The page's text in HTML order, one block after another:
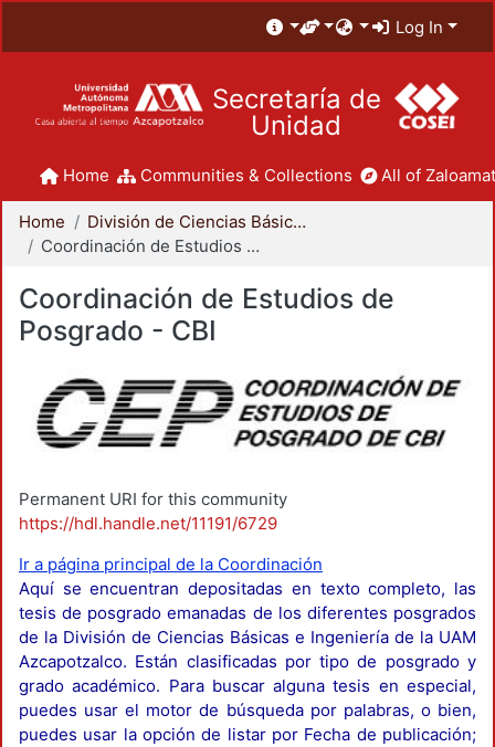
Log In
Secretaría de
Unidad
Home Communities & Collections All of
Home
División de Ciencias Básicas e Ingeniería
Coordinación de Estudios de Posgrado - CBI
Coordinación de Estudios de
Posgrado - CBI
Permanent URI for this community
https://hdl.handle.net/11191/6729
Ir a página principal de la Coordinación
Aquí se encuentran depositadas en texto completo, las
tesis de posgrado emanadas de los diferentes posgrados
de la División de Ciencias Básicas e Ingeniería de la UAM
Azcapotzalco. Están clasificadas por tipo de posgrado y
grado académico. Para buscar alguna tesis en especial,
puedes usar el motor de búsqueda por palabras, o bien,
puedes usar la opción de listar por Fecha de publicación;